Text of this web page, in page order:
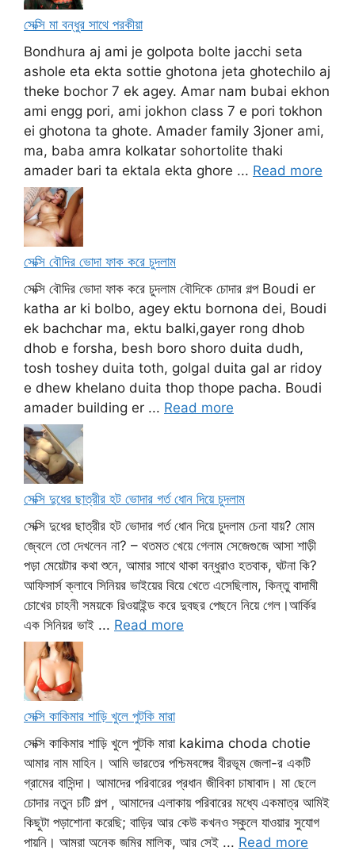
সেক্সি মা বন্ধুর সাথে পরকীয়া
Bondhura aj ami je golpota bolte jacchi seta
ashole eta ekta sottie ghotona jeta ghotechilo aj
theke bochor 7 ek agey. Amar nam bubai ekhon
ami engg pori, ami jokhon class 7 e pori tokhon
ei ghotona ta ghote. Amader family 3joner ami,
ma, baba amra kolkatar sohortolite thaki
amader bari ta ektala ekta ghore ... Read more
সেক্সি বৌদির ভোদা ফাক করে চুদলাম
সেক্সি বৌদির ভোদা ফাক করে চুদলাম বৌদিকে চোদার গল্প Boudi er
katha ar ki bolbo, agey ektu bornona dei, Boudi
ek bachchar ma, ektu balki,gayer rong dhob
dhob e forsha, besh boro shoro duita dudh,
tosh toshey duita toth, golgal duita gal ar ridoy
e dhew khelano duita thop thope pacha. Boudi
amader building er ... Read more
সেক্সি দুধের ছাত্রীর হট ভোদার গর্ত ধোন দিয়ে চুদলাম
সেক্সি দুধের ছাত্রীর হট ভোদার গর্ত ধোন দিয়ে চুদলাম চেনা যায়? মোম
জ্বেলে তো দেখলেন না? – থতমত খেয়ে গেলাম সেজেগুজে আসা শাড়ী
পড়া মেয়েটার কথা শুনে, আমার সাথে থাকা বন্ধুরাও হতবাক, ঘটনা কি?
আফিসার্স ক্লাবে সিনিয়র ভাইয়ের বিয়ে খেতে এসেছিলাম, কিন্তু বাদামী
চোখের চাহনী সময়কে রিওয়াইন্ড করে দুবছর পেছনে নিয়ে গেল।আর্কির
এক সিনিয়র ভাই ... Read more
সেক্সি কাকিমার শাড়ি খুলে পুটকি মারা
সেক্সি কাকিমার শাড়ি খুলে পুটকি মারা kakima choda chotie
আমার নাম মাহিন। আমি ভারতের পশ্চিমবঙ্গের বীরভূম জেলা-র একটি
গ্রামের বাসিন্দা। আমাদের পরিবারের প্রধান জীবিকা চাষাবাদ। মা ছেলে
চোদার নতুন চটি গল্প , আমাদের এলাকায় পরিবারের মধ্যে একমাত্র আমিই
কিছুটা পড়াশোনা করেছি; বাড়ির আর কেউ কখনও স্কুলে যাওয়ার সুযোগ
পায়নি। আমরা অনেক জমির মালিক, আর সেই ... Read more